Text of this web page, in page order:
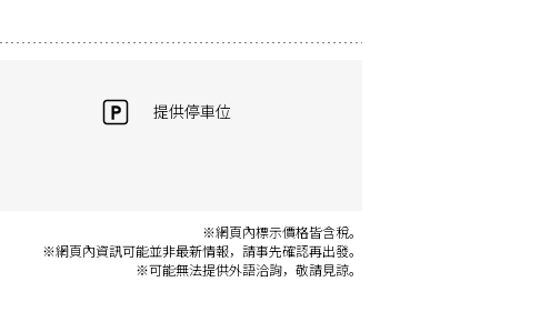
提供停車位
※網頁內標示價格皆含稅。
※網頁內資訊可能並非最新情報，請事先確認再出發。
※可能無法提供外語洽詢，敬請見諒。